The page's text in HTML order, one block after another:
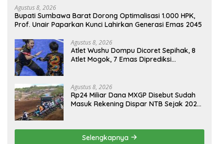
Agustus 8, 2026
Bupati Sumbawa Barat Dorong Optimalisasi 1.000 HPK,
Prof. Unair Paparkan Kunci Lahirkan Generasi Emas 2045
Agustus 8, 2026
Atlet Wushu Dompu Dicoret Sepihak, 8
Atlet Mogok, 7 Emas Diprediksi
Agustus 8, 2026
Rp24 Miliar Dana MXGP Disebut Sudah
Masuk Rekening Dispar NTB Sejak 2024,
Selengkapnya